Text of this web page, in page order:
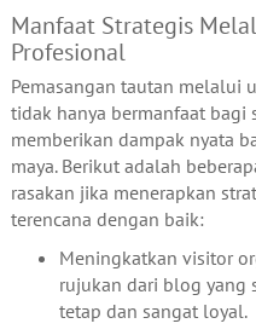
Manfaat Strategis
Profesional
Pemasangan tautan melalui
tidak hanya bermanfaat bagi
memberikan dampak nyata
maya. Berikut adalah
rasakan jika menerapkan
terencana dengan baik:
Meningkatkan visitor
rujukan dari blog yang
tetap dan sangat loyal.